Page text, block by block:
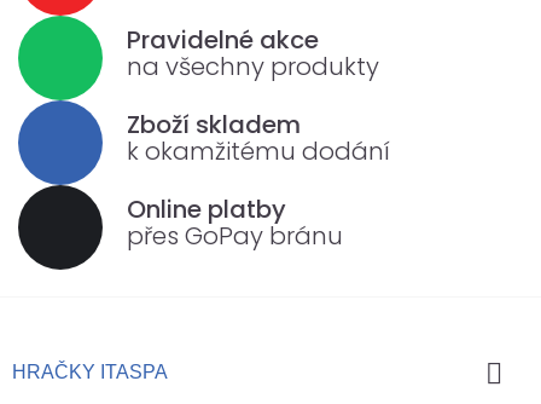
Pravidelné akce
na všechny produkty
Zboží skladem
k okamžitému dodání
Online platby
přes GoPay bránu
HRAČKY ITASPA 